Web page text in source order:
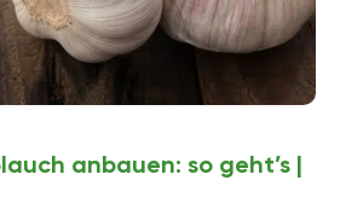
anbauen: so geht’s |